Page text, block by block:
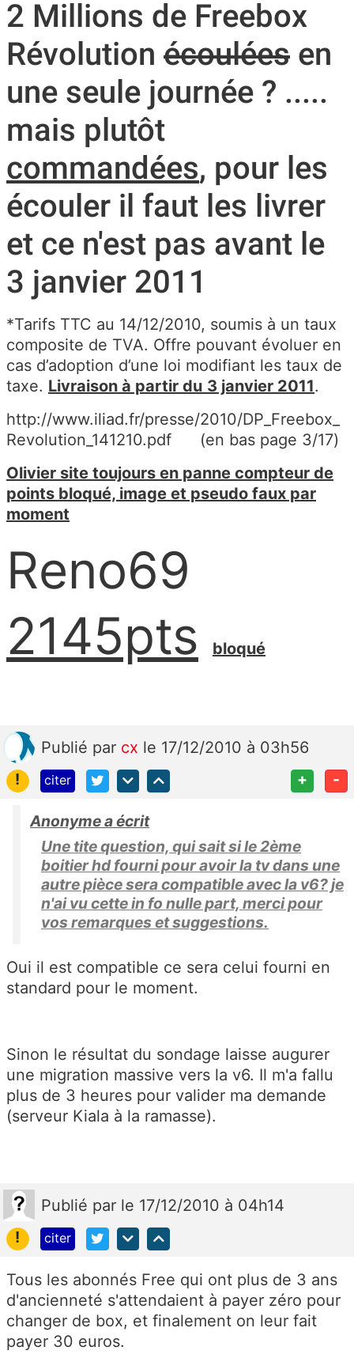
2 Millions de Freebox
Révolution écoulées en
une seule journée ? .....
mais plutôt
commandées, pour les
écouler il faut les livrer
et ce n'est pas avant le
3 janvier 2011
*Tarifs TTC au 14/12/2010, soumis à un taux
composite de TVA. Offre pouvant évoluer en
cas d’adoption d’une loi modifiant les taux de
taxe. Livraison à partir du 3 janvier 2011.
http://www.iliad.fr/presse/2010/DP_Freebox_
Revolution_141210.pdf (en bas page 3/17)
Olivier site toujours en panne compteur de
points bloqué, image et pseudo faux par
moment
Reno69
2145pts
bloqué
Publié par cx le 17/12/2010 à 03h56
!
citer + -
Anonyme a écrit
Une tite question, qui sait si le 2ème
boitier hd fourni pour avoir la tv dans une
autre pièce sera compatible avec la v6? je
n'ai vu cette in fo nulle part, merci pour
vos remarques et suggestions.
Oui il est compatible ce sera celui fourni en
standard pour le moment.
Sinon le résultat du sondage laisse augurer
une migration massive vers la v6. Il m'a fallu
plus de 3 heures pour valider ma demande
(serveur Kiala à la ramasse).
Publié par le 17/12/2010 à 04h14
!
citer
Tous les abonnés Free qui ont plus de 3 ans
d'ancienneté s'attendaient à payer zéro pour
changer de box, et finalement on leur fait
payer 30 euros.